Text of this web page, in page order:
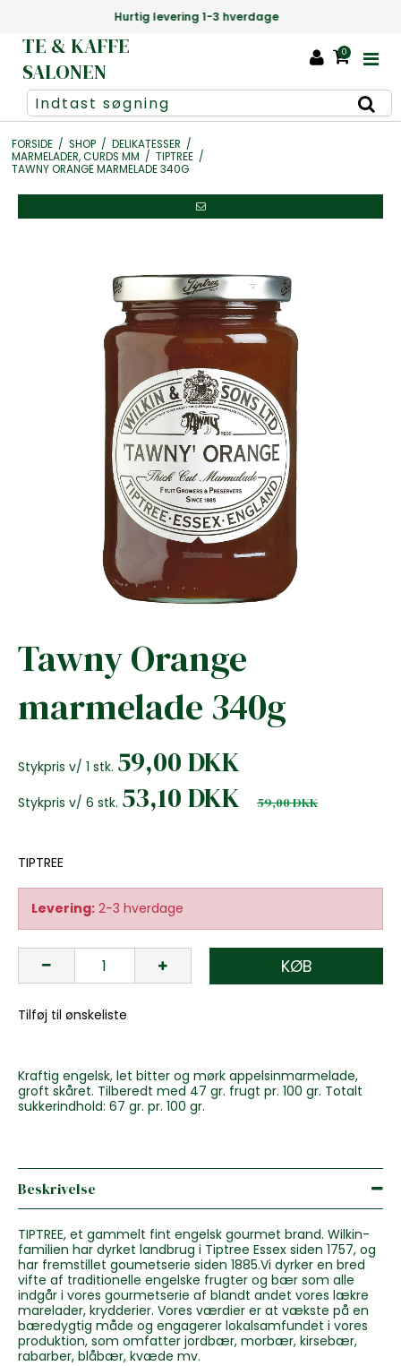
Danmarks største udvalg af te +1000 slags
TE & KAFFE
SALONEN
0
FORSIDE / SHOP / DELIKATESSER /
MARMELADER, CURDS MM / TIPTREE /
TAWNY ORANGE MARMELADE 340G
Tawny Orange
marmelade 340g
Stykpris v/ 1 stk. 59,00 DKK
Stykpris v/ 6 stk. 53,10 DKK 59,00 DKK
TIPTREE
Levering: 2-3 hverdage
KØB
Tilføj til ønskeliste
Kraftig engelsk, let bitter og mørk appelsinmarmelade,
groft skåret. Tilberedt med 47 gr. frugt pr. 100 gr. Totalt
sukkerindhold: 67 gr. pr. 100 gr.
Beskrivelse
TIPTREE, et gammelt fint engelsk gourmet brand. Wilkin-
familien har dyrket landbrug i Tiptree Essex siden 1757, og
har fremstillet goumetserie siden 1885.Vi dyrker en bred
vifte af traditionelle engelske frugter og bær som alle
indgår i vores gourmetserie af blandt andet vores lækre
marelader, krydderier. Vores værdier er at vækste på en
bæredygtig måde og engagerer lokalsamfundet i vores
produktion, som omfatter jordbær, morbær, kirsebær,
rabarber, blåbær, kvæde mv.